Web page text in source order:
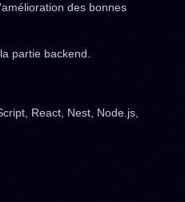
des bonnes
partie backend.
React, Nest, Node.js,